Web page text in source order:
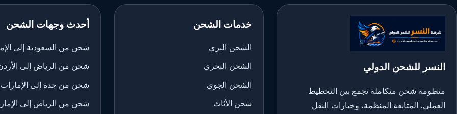
النسر للشحن الدولي
منظومة شحن متكاملة تجمع بين التخطيط
العملي، المتابعة المنظمة، وخيارات النقل
خدمات الشحن
الشحن البري
الشحن البحري
الشحن الجوي
شحن الأثاث
أحدث وجهات الشحن
شحن من السعودية إلى
شحن من الرياض إلى
شحن من جدة إلى الإمارات
شحن من الرياض إلى